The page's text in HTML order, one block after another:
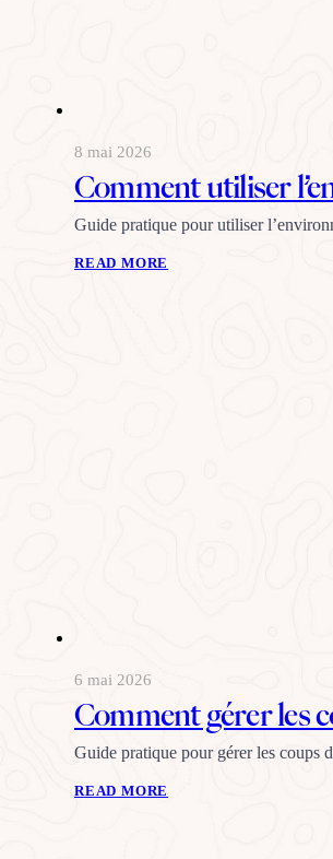
8 mai 2026
Comment utiliser
Guide pratique pour utiliser
READ MORE
6 mai 2026
Comment gérer les
Guide pratique pour gérer les coups
READ MORE